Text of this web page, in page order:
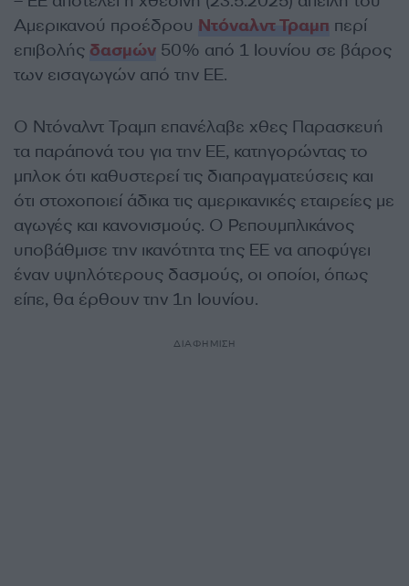
Αμερικανού προέδρου Ντόναλντ Τραμπ περί
επιβολής δασμών 50% από 1 Ιουνίου σε βάρος
των εισαγωγών από την ΕΕ.
Ο Ντόναλντ Τραμπ επανέλαβε χθες Παρασκευή
τα παράπονά του για την ΕΕ, κατηγορώντας το
μπλοκ ότι καθυστερεί τις διαπραγματεύσεις και
ότι στοχοποιεί άδικα τις αμερικανικές εταιρείες με
αγωγές και κανονισμούς. Ο Ρεπουμπλικάνος
υποβάθμισε την ικανότητα της ΕΕ να αποφύγει
έναν υψηλότερους δασμούς, οι οποίοι, όπως
είπε, θα έρθουν την 1η Ιουνίου.
ΔΙΑΦΗΜΙΣΗ